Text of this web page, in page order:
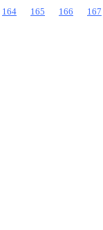
164 165 166
167